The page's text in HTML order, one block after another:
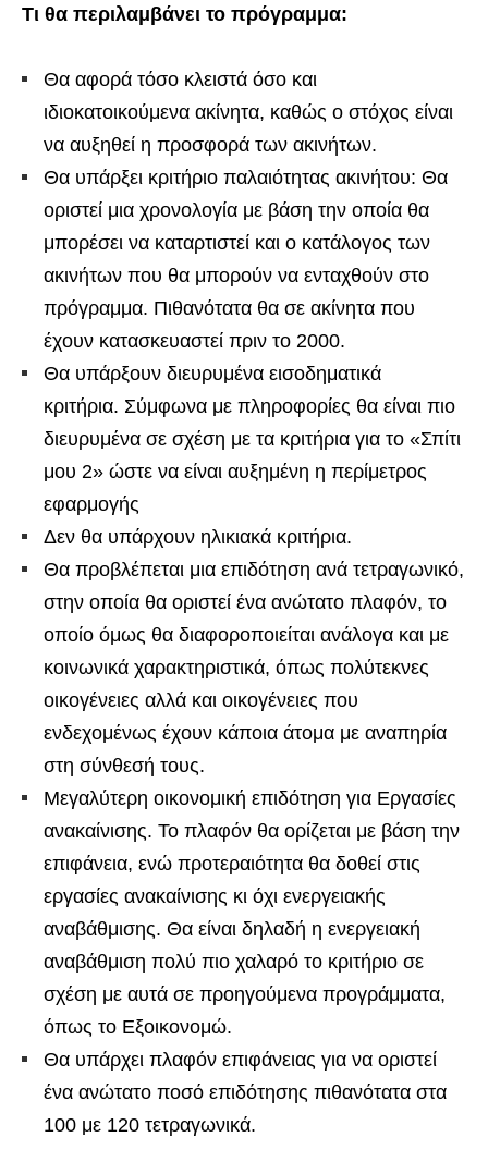
Τι θα περιλαμβάνει το πρόγραμμα:
Θα αφορά τόσο κλειστά όσο και
ιδιοκατοικούμενα ακίνητα, καθώς ο στόχος είναι
να αυξηθεί η προσφορά των ακινήτων.
Θα υπάρξει κριτήριο παλαιότητας ακινήτου: Θα
οριστεί μια χρονολογία με βάση την οποία θα
μπορέσει να καταρτιστεί και ο κατάλογος των
ακινήτων που θα μπορούν να ενταχθούν στο
πρόγραμμα. Πιθανότατα θα σε ακίνητα που
έχουν κατασκευαστεί πριν το 2000.
Θα υπάρξουν διευρυμένα εισοδηματικά
κριτήρια. Σύμφωνα με πληροφορίες θα είναι πιο
διευρυμένα σε σχέση με τα κριτήρια για το «Σπίτι
μου 2» ώστε να είναι αυξημένη η περίμετρος
εφαρμογής
Δεν θα υπάρχουν ηλικιακά κριτήρια.
Θα προβλέπεται μια επιδότηση ανά τετραγωνικό,
στην οποία θα οριστεί ένα ανώτατο πλαφόν, το
οποίο όμως θα διαφοροποιείται ανάλογα και με
κοινωνικά χαρακτηριστικά, όπως πολύτεκνες
οικογένειες αλλά και οικογένειες που
ενδεχομένως έχουν κάποια άτομα με αναπηρία
στη σύνθεσή τους.
Μεγαλύτερη οικονομική επιδότηση για Εργασίες
ανακαίνισης. Το πλαφόν θα ορίζεται με βάση την
επιφάνεια, ενώ προτεραιότητα θα δοθεί στις
εργασίες ανακαίνισης κι όχι ενεργειακής
αναβάθμισης. Θα είναι δηλαδή η ενεργειακή
αναβάθμιση πολύ πιο χαλαρό το κριτήριο σε
σχέση με αυτά σε προηγούμενα προγράμματα,
όπως το Εξοικονομώ.
Θα υπάρχει πλαφόν επιφάνειας για να οριστεί
ένα ανώτατο ποσό επιδότησης πιθανότατα στα
100 με 120 τετραγωνικά.